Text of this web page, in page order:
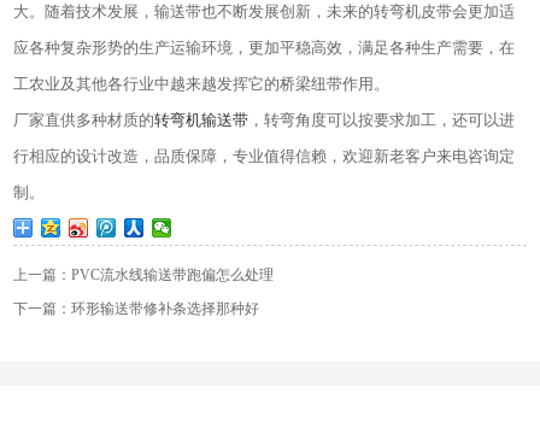
大。随着技术发展，输送带也不断发展创新，未来的转弯机皮带会更加适
应各种复杂形势的生产运输环境，更加平稳高效，满足各种生产需要，在
工农业及其他各行业中越来越发挥它的桥梁纽带作用。
厂家直供多种材质的转弯机输送带 ，转弯角度可以按要求加工，还可以进
行相应的设计改造，品质保障，专业值得信赖，欢迎新老客户来电咨询定
制。
上一篇：PVC流水线输送带跑偏怎么处理
下一篇：环形输送带修补条选择那种好